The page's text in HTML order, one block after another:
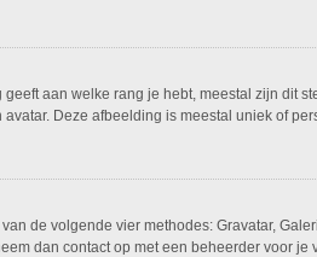
aan welke rang je hebt, meestal zijn dit
Deze afbeelding is meestal uniek of
de volgende vier methodes: Gravatar,
dan contact op met een beheerder voor je